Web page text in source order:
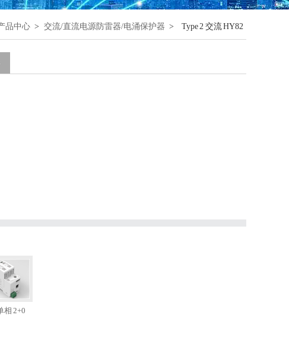
品中心 > 交流/直流电源防雷器/电涌保护器 > Type 2 交流 HY82
相 2+0